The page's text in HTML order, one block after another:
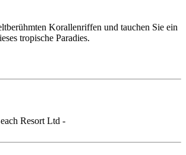
Korallenriffen und tauchen Sie ein
tropische Paradies.
Resort Ltd -